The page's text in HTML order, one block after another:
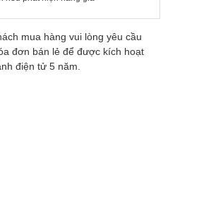
mua hàng vui lòng yêu cầu
đơn bán lẻ để được kích hoạt
điện tử 5 năm.